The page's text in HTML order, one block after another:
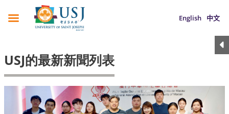
English 中文
USJ的最新新聞列表